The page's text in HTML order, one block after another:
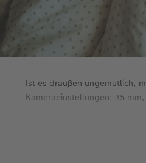
Ist es draußen ungemütlich,
Kameraeinstellungen: 35